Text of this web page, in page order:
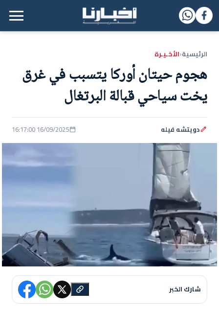
القائمة الرئيسية
الرئيسية‹الأخـيـرة
هجوم حيتان أوركا يتسبب في غرق
يخت سياحي قبالة البرتغال
دويتشه فيله 16/09/2025 16:17:00
شارك الخبر